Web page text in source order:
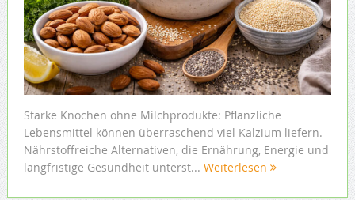
Starke Knochen ohne Milchprodukte: Pflanzliche
Lebensmittel können überraschend viel Kalzium liefern.
Nährstoffreiche Alternativen, die Ernährung, Energie und
langfristige Gesundheit unterst... Weiterlesen